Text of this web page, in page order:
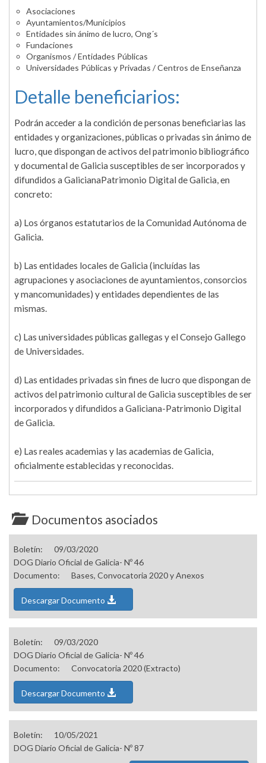
Asociaciones
Ayuntamientos/Municipios
Entidades sin ánimo de lucro, Ong´s
Fundaciones
Organismos / Entidades Públicas
Universidades Públicas y Privadas / Centros de Enseñanza
Detalle beneficiarios:
Podrán acceder a la condición de personas beneficiarias las
entidades y organizaciones, públicas o privadas sin ánimo de
lucro, que dispongan de activos del patrimonio bibliográfico
y documental de Galicia susceptibles de ser incorporados y
difundidos a GalicianaPatrimonio Digital de Galicia, en
concreto:
a) Los órganos estatutarios de la Comunidad Autónoma de
Galicia.
b) Las entidades locales de Galicia (incluídas las
agrupaciones y asociaciones de ayuntamientos, consorcios
y mancomunidades) y entidades dependientes de las
mismas.
c) Las universidades públicas gallegas y el Consejo Gallego
de Universidades.
d) Las entidades privadas sin fines de lucro que dispongan de
activos del patrimonio cultural de Galicia susceptibles de ser
incorporados y difundidos a Galiciana-Patrimonio Digital
de Galicia.
e) Las reales academias y las academias de Galicia,
oficialmente establecidas y reconocidas.
Documentos asociados
Boletín:
09/03/2020
DOG Diario Oficial de Galicia- Nº 46
Documento:
Bases, Convocatoria 2020 y Anexos
Descargar Documento
Boletín:
09/03/2020
DOG Diario Oficial de Galicia- Nº 46
Documento:
Convocatoria 2020 (Extracto)
Descargar Documento
Boletín:
10/05/2021
DOG Diario Oficial de Galicia- Nº 87